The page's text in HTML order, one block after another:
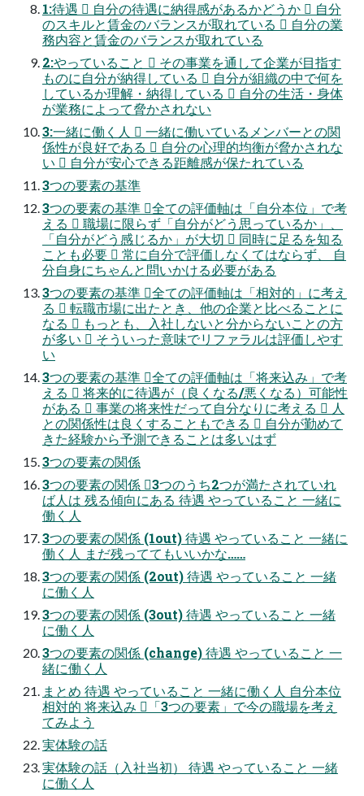
1:待遇  自分の待遇に納得感があるかどうか  自分
のスキルと賃金のバランスが取れている  自分の業
務内容と賃金のバランスが取れている
2:やっていること  その事業を通して企業が目指す
ものに自分が納得している  自分が組織の中で何を
しているか理解・納得している  自分の生活・身体
が業務によって脅かされない
3:一緒に働く人  一緒に働いているメンバーとの関
係性が良好である  自分の心理的均衡が脅かされな
い  自分が安心できる距離感が保たれている
3つの要素の基準
3つの要素の基準 全ての評価軸は「自分本位」で考
える  職場に限らず「自分がどう思っているか」、
「自分がどう感じるか」が大切  同時に足るを知る
ことも必要  常に自分で評価しなくてはならず、 自
分自身にちゃんと問いかける必要がある
3つの要素の基準 全ての評価軸は「相対的」に考え
る  転職市場に出たとき、他の企業と比べることに
なる  もっとも、入社しないと分からないことの方
が多い  そういった意味でリファラルは評価しやす
い
3つの要素の基準 全ての評価軸は「将来込み」で考
える  将来的に待遇が（良くなる/悪くなる）可能性
がある  事業の将来性だって自分なりに考える  人
との関係性は良くすることもできる  自分が勤めて
きた経験から予測できることは多いはず
3つの要素の関係
3つの要素の関係 3つのうち2つが満たされていれ
ば人は 残る傾向にある 待遇 やっていること 一緒に
働く人
3つの要素の関係 (1out) 待遇 やっていること 一緒に
働く人 まだ残っててもいいかな……
3つの要素の関係 (2out) 待遇 やっていること 一緒
に働く人
3つの要素の関係 (3out) 待遇 やっていること 一緒
に働く人
3つの要素の関係 (change) 待遇 やっていること 一
緒に働く人
まとめ 待遇 やっていること 一緒に働く人 自分本位
相対的 将来込み 「3つの要素」で今の職場を考え
てみよう
実体験の話
実体験の話（入社当初） 待遇 やっていること 一緒
に働く人